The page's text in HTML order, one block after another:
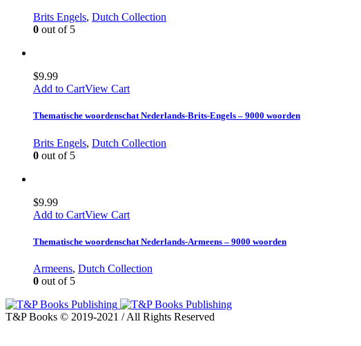
Brits Engels, Dutch Collection
0 out of 5
$9.99
Add to CartView Cart
Thematische woordenschat Nederlands-Brits-Engels – 9000 woorden
Brits Engels, Dutch Collection
0 out of 5
$9.99
Add to CartView Cart
Thematische woordenschat Nederlands-Armeens – 9000 woorden
Armeens, Dutch Collection
0 out of 5
T&P Books © 2019-2021 / All Rights Reserved